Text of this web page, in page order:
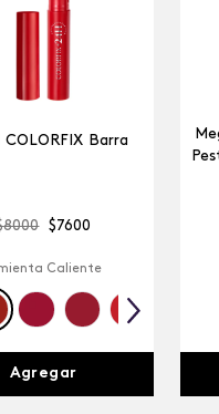
COLORFIX Barra
8000 $7600
Caliente
Agregar